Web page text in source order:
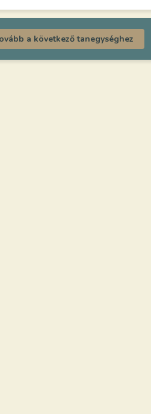
a következő tanegységhez